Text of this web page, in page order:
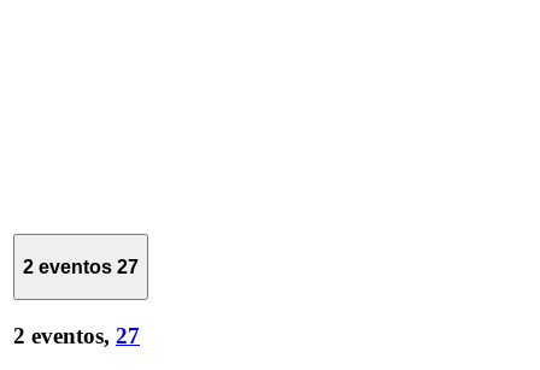
2 eventos 27
2 eventos, 27